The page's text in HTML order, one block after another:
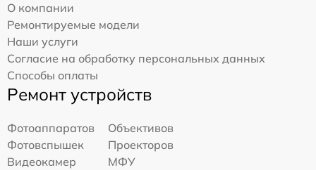
О компании
Ремонтируемые модели
Наши услуги
Согласие на обработку персональных данных
Способы оплаты
Ремонт устройств
Фотоаппаратов
Объективов
Фотовспышек
Проекторов
Видеокамер
МФУ